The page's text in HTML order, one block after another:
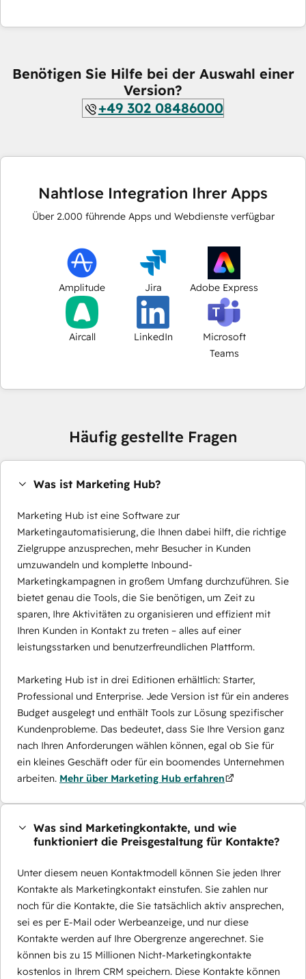
Benötigen Sie Hilfe bei der Auswahl einer
Version?
+49 302 08486000
Nahtlose Integration Ihrer Apps
Über 2.000 führende Apps und Webdienste verfügbar
Amplitude Jira Adobe Express
Aircall LinkedIn
Microsoft
Teams
Häufig gestellte Fragen
Was ist Marketing Hub?
Marketing Hub ist eine Software zur
Marketingautomatisierung, die Ihnen dabei hilft, die richtige
Zielgruppe anzusprechen, mehr Besucher in Kunden
umzuwandeln und komplette Inbound-
Marketingkampagnen in großem Umfang durchzuführen. Sie
bietet genau die Tools, die Sie benötigen, um Zeit zu
sparen, Ihre Aktivitäten zu organisieren und effizient mit
Ihren Kunden in Kontakt zu treten – alles auf einer
leistungsstarken und benutzerfreundlichen Plattform.
Marketing Hub ist in drei Editionen erhältlich: Starter,
Professional und Enterprise. Jede Version ist für ein anderes
Budget ausgelegt und enthält Tools zur Lösung spezifischer
Kundenprobleme. Das bedeutet, dass Sie Ihre Version ganz
nach Ihren Anforderungen wählen können, egal ob Sie für
ein kleines Geschäft oder für ein boomendes Unternehmen
arbeiten. Mehr über Marketing Hub erfahren
Was sind Marketingkontakte, und wie
funktioniert die Preisgestaltung für Kontakte?
Unter diesem neuen Kontaktmodell können Sie jeden Ihrer
Kontakte als Marketingkontakt einstufen. Sie zahlen nur
noch für die Kontakte, die Sie tatsächlich aktiv ansprechen,
sei es per E-Mail oder Werbeanzeige, und nur diese
Kontakte werden auf Ihre Obergrenze angerechnet. Sie
können bis zu 15 Millionen Nicht-Marketingkontakte
kostenlos in Ihrem CRM speichern. Diese Kontakte können